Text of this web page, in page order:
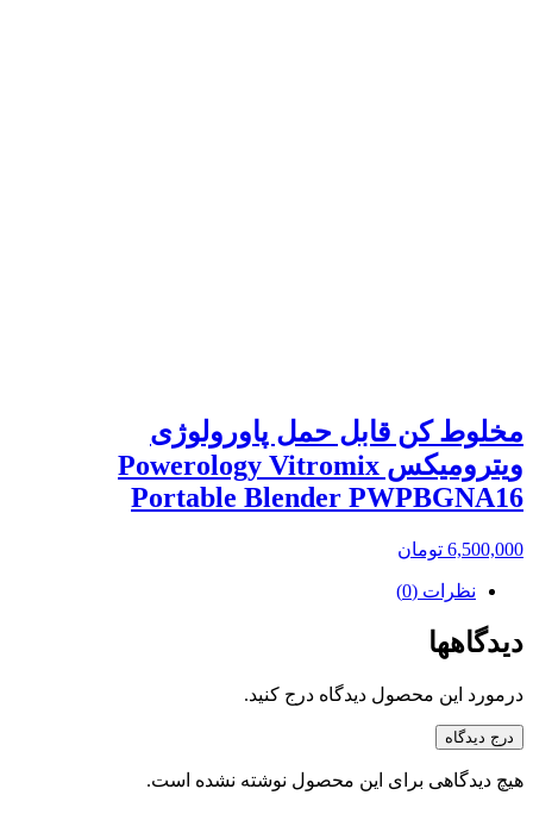
مخلوط کن قابل حمل پاورولوژی
ویترومیکس Powerology Vitromix
Portable Blender PWPBGNA16
6,500,000 تومان
نظرات (0)
دیدگاهها
درمورد این محصول دیدگاه درج کنید.
درج دیدگاه
هیچ دیدگاهی برای این محصول نوشته نشده است.